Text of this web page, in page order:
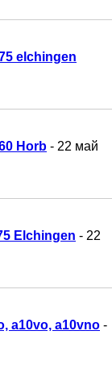
elchingen
Horb - 22 май
Elchingen - 22
a10vo, a10vno -